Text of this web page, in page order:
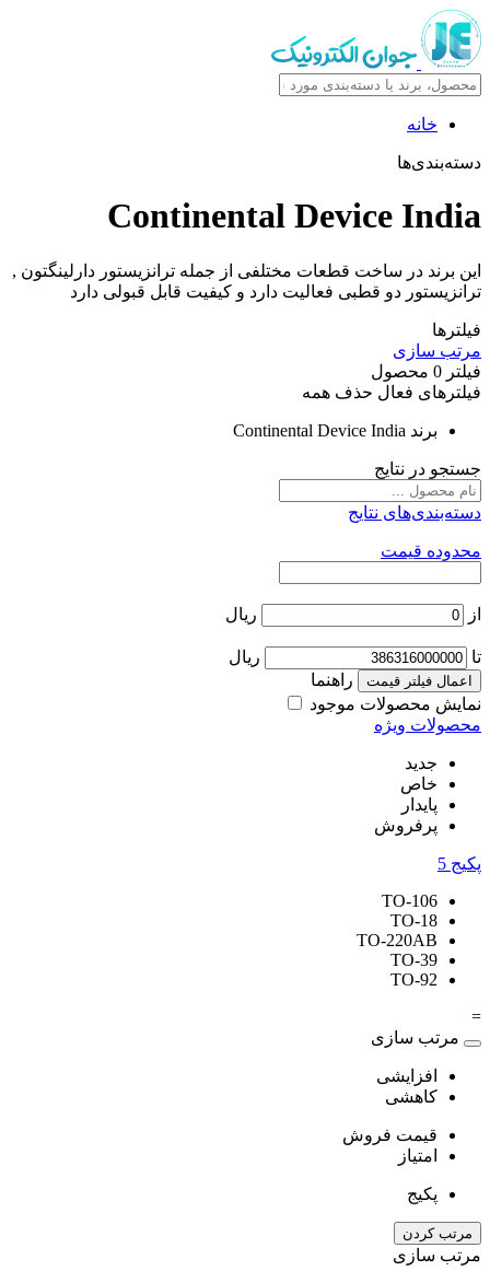
خانه
دسته‌بندی‌ها
Continental Device India
این برند در ساخت قطعات مختلفی از جمله ترانزیستور دارلینگتون ,
ترانزیستور دو قطبی فعالیت دارد و کیفیت قابل قبولی دارد
فیلترها
مرتب سازی
فیلتر 0 محصول
فیلترهای فعال حذف همه
برند Continental Device India
جستجو در نتایج
دسته‌بندی‌های نتایج
محدوده قیمت
از ریال
تا ریال
اعمال فیلتر قیمت
راهنما
نمایش محصولات موجود
محصولات ویژه
جدید
خاص
پایدار
پرفروش
پکیج 5
TO-106
TO-18
TO-220AB
TO-39
TO-92
=
مرتب سازی
افزایشی
کاهشی
قیمت فروش
امتیاز
پکیج
مرتب کردن
مرتب سازی